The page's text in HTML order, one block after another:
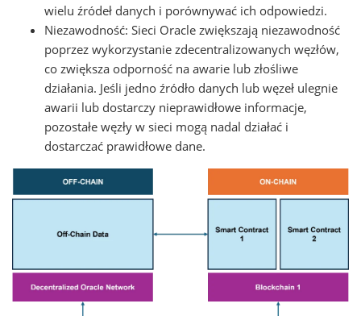
wielu źródeł danych i porównywać ich odpowiedzi.
Niezawodność: Sieci Oracle zwiększają niezawodność
poprzez wykorzystanie zdecentralizowanych węzłów,
co zwiększa odporność na awarie lub złośliwe
działania. Jeśli jedno źródło danych lub węzeł ulegnie
awarii lub dostarczy nieprawidłowe informacje,
pozostałe węzły w sieci mogą nadal działać i
dostarczać prawidłowe dane.